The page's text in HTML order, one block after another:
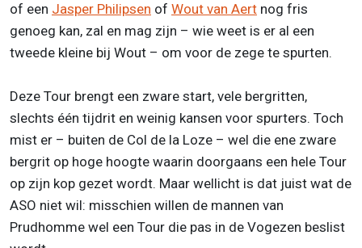
of een Jasper Philipsen of Wout van Aert nog fris
genoeg kan, zal en mag zijn – wie weet is er al een
tweede kleine bij Wout – om voor de zege te spurten.
Deze Tour brengt een zware start, vele bergritten,
slechts één tijdrit en weinig kansen voor spurters. Toch
mist er – buiten de Col de la Loze – wel die ene zware
bergrit op hoge hoogte waarin doorgaans een hele Tour
op zijn kop gezet wordt. Maar wellicht is dat juist wat de
ASO niet wil: misschien willen de mannen van
Prudhomme wel een Tour die pas in de Vogezen beslist